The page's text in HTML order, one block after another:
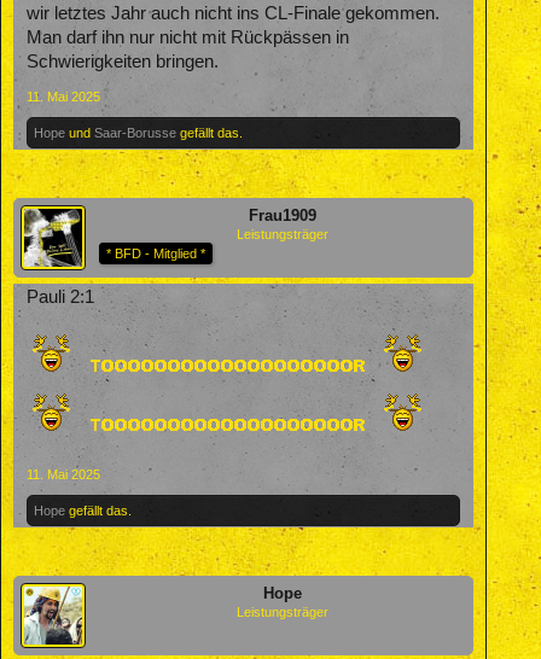
wir letztes Jahr auch nicht ins CL-Finale gekommen.
Man darf ihn nur nicht mit Rückpässen in
Schwierigkeiten bringen.
11. Mai 2025
Hope und Saar-Borusse gefällt das.
Frau1909
Leistungsträger
* BFD - Mitglied *
Pauli 2:1
11. Mai 2025
Hope gefällt das.
Hope
Leistungsträger